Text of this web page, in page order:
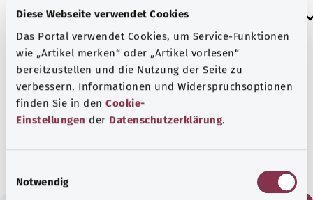
Diese Webseite verwendet Cookies
Das Portal verwendet Cookies, um Service-Funktionen
wie „Artikel merken“ oder „Artikel vorlesen“
bereitzustellen und die Nutzung der Seite zu
verbessern. Informationen und Widerspruchsoptionen
finden Sie in den Cookie-
Einstellungen der Datenschutzerklärung.
Notwendig
مراجع المصادر
بالتعاون مع خدمة مشورة المرضى المستقلة في ألمانيا
UPD gGmbH.